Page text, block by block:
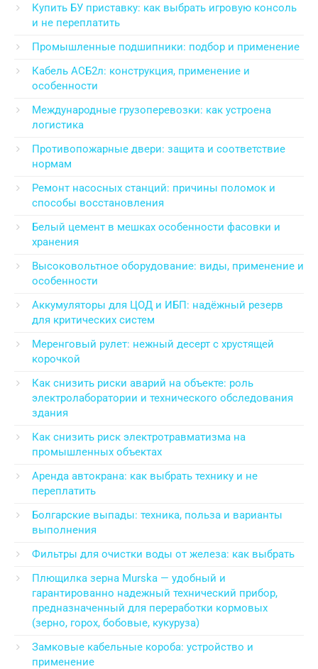
Купить БУ приставку: как выбрать игровую консоль
и не переплатить
Промышленные подшипники: подбор и применение
Кабель АСБ2л: конструкция, применение и
особенности
Международные грузоперевозки: как устроена
логистика
Противопожарные двери: защита и соответствие
нормам
Ремонт насосных станций: причины поломок и
способы восстановления
Белый цемент в мешках особенности фасовки и
хранения
Высоковольтное оборудование: виды, применение и
особенности
Аккумуляторы для ЦОД и ИБП: надёжный резерв
для критических систем
Меренговый рулет: нежный десерт с хрустящей
корочкой
Как снизить риски аварий на объекте: роль
электролаборатории и технического обследования
здания
Как снизить риск электротравматизма на
промышленных объектах
Аренда автокрана: как выбрать технику и не
переплатить
Болгарские выпады: техника, польза и варианты
выполнения
Фильтры для очистки воды от железа: как выбрать
Плющилка зерна Murska — удобный и
гарантированно надежный технический прибор,
предназначенный для переработки кормовых
(зерно, горох, бобовые, кукуруза)
Замковые кабельные короба: устройство и
применение